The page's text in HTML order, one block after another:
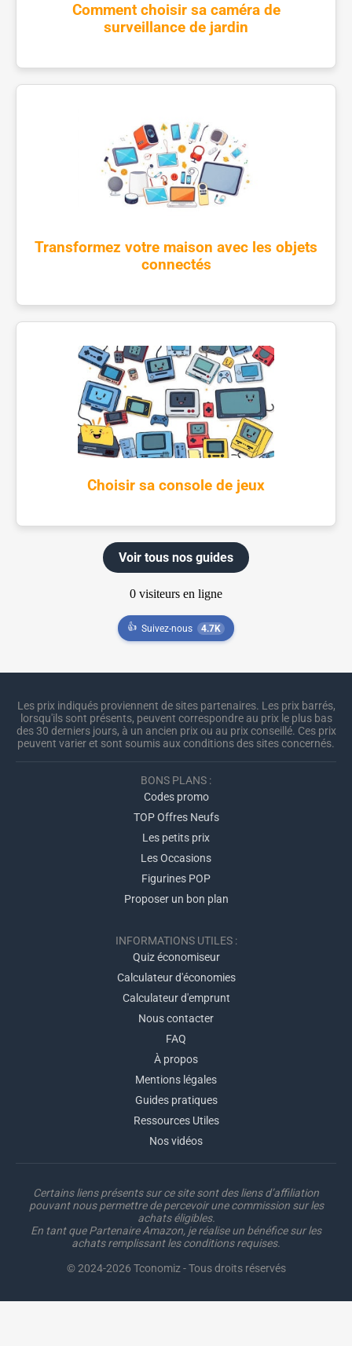
Comment choisir sa caméra de
surveillance de jardin
Transformez votre maison avec les objets
connectés
Choisir sa console de jeux
Voir tous nos guides
👍 Suivez-nous 4.7K
Les prix indiqués proviennent de sites partenaires. Les prix barrés,
lorsqu'ils sont présents, peuvent correspondre au prix le plus bas
des 30 derniers jours, à un ancien prix ou au prix conseillé. Ces prix
peuvent varier et sont soumis aux conditions des sites concernés.
BONS PLANS :
Codes promo
TOP Offres Neufs
Les petits prix
Les Occasions
Figurines POP
Proposer un bon plan
INFORMATIONS UTILES :
Quiz économiseur
Calculateur d'économies
Calculateur d'emprunt
Nous contacter
FAQ
À propos
Mentions légales
Guides pratiques
Ressources Utiles
Nos vidéos
Certains liens présents sur ce site sont des liens d’affiliation
pouvant nous permettre de percevoir une commission sur les
achats éligibles.
En tant que Partenaire Amazon, je réalise un bénéfice sur les
achats remplissant les conditions requises.
© 2024-2026 Tconomiz - Tous droits réservés